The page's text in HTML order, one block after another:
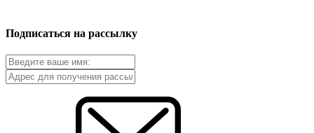
Подписаться на рассылку